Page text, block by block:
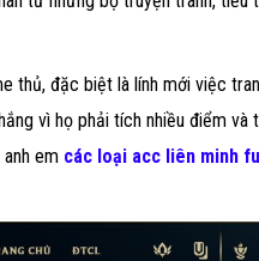
thủ, đặc biệt là lính mới việc
vì họ phải tích nhiều điểm
em các loại acc liên minh